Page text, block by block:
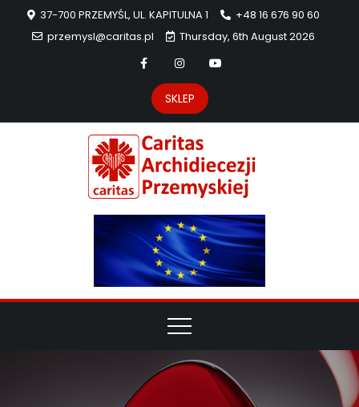
37-700 PRZEMYŚL, UL. KAPITULNA 1
+48 16 676 90 60
przemysl@caritas.pl
Thursday, 6th August 2026
SKLEP